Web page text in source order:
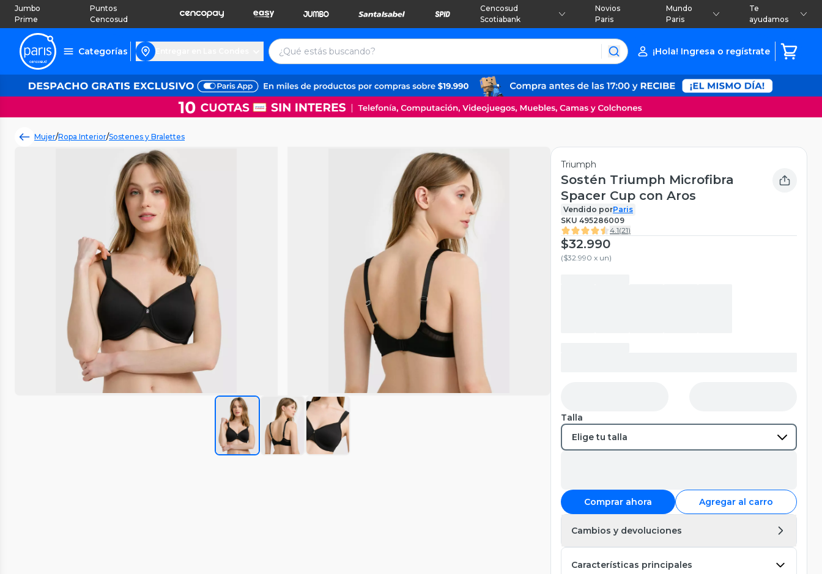
Jumbo
Prime
Puntos
Cencosud
Cencosud
Scotiabank
Novios
Paris
Mundo
Paris
Te
ayudamos
Categorías ¡Hola! Ingresa o regístrate
Mujer/Ropa Interior/Sostenes y Bralettes
Triumph
Sostén Triumph Microfibra
Spacer Cup con Aros
Vendido porParis
SKU 495286009
4.1(21)
$32.990
($32.990 x un)
Talla
Comprar ahora Agregar al carro
Cambios y devoluciones
Características principales